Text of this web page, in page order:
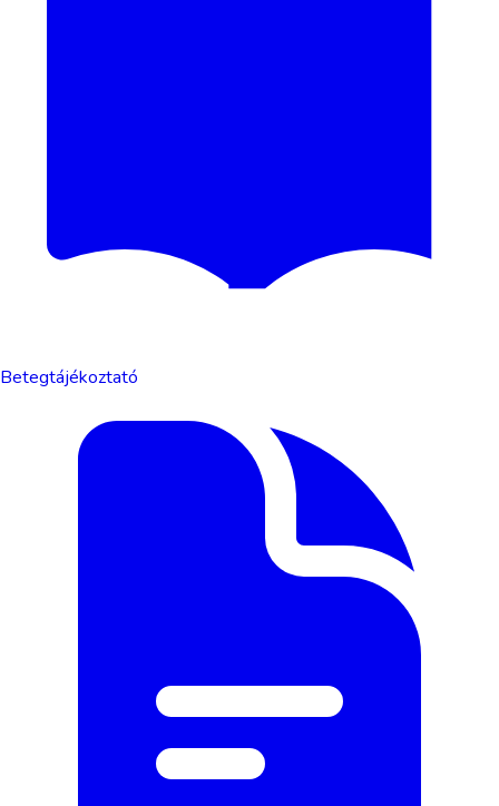
Betegtájékoztató